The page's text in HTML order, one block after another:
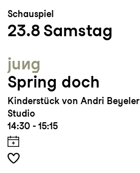
Schauspiel
23.8 Samstag
jung
Spring doch
Kinderstück von Andri Beyeler
Studio
14:30 - 15:15